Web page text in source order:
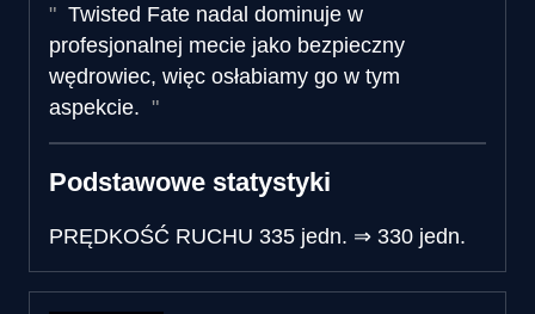
Twisted Fate nadal dominuje w
profesjonalnej mecie jako bezpieczny
wędrowiec, więc osłabiamy go w tym
aspekcie.
Podstawowe statystyki
PRĘDKOŚĆ RUCHU 335 jedn. ⇒ 330 jedn.